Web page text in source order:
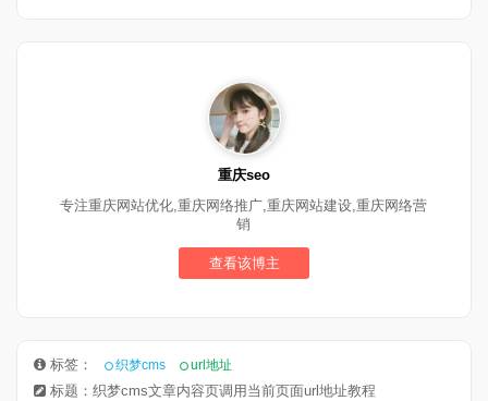
重庆seo
专注重庆网站优化,重庆网络推广,重庆网站建设,重庆网络营
销
查看该博主
标签： 织梦cms url地址
标题：织梦cms文章内容页调用当前页面url地址教程